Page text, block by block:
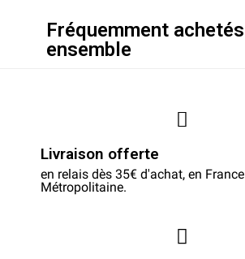
Fréquemment achetés
ensemble
Livraison offerte
en relais dès 35€ d'achat, en France
Métropolitaine.